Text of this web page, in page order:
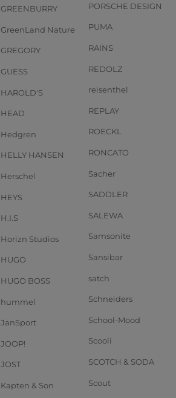
GREENBURRY
GreenLand Nature
GREGORY
GUESS
HAROLD'S
HEAD
Hedgren
HELLY HANSEN
Herschel
HEYS
H.I.S
Horizn Studios
HUGO
HUGO BOSS
hummel
JanSport
JOOP!
JOST
Kapten & Son
PORSCHE DESIGN
PUMA
RAINS
REDOLZ
reisenthel
REPLAY
ROECKL
RONCATO
Sacher
SADDLER
SALEWA
Samsonite
Sansibar
satch
Schneiders
School-Mood
Scooli
SCOTCH & SODA
Scout